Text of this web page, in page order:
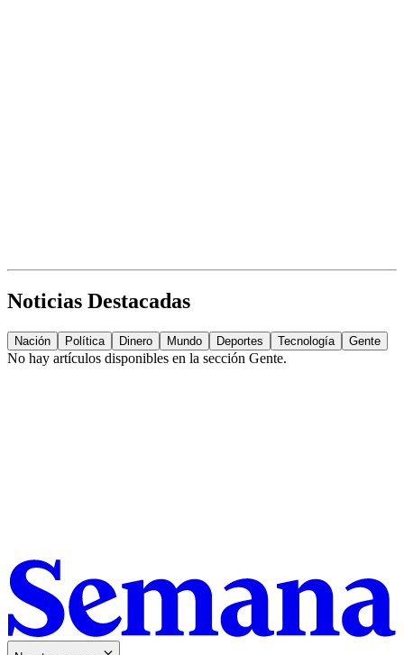
Noticias Destacadas
Nación Política Dinero Mundo Deportes Tecnología Gente
No hay artículos disponibles en la sección Gente.